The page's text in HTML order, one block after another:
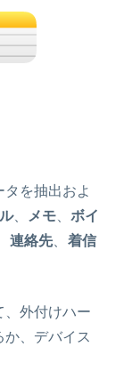
を抽出およ
、 メモ 、ボイ
、連絡先、 着信
、外付けハー
、デバイス